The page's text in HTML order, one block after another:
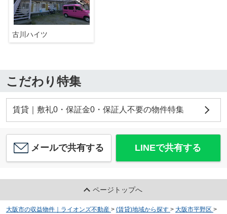
古川ハイツ
こだわり特集
賃貸｜敷礼0・保証金0・保証人不要の物件特集
メールで共有する LINEで共有する
ページトップへ
大阪市の収益物件｜ライオンズ不動産 > (賃貸)地域から探す > 大阪市平野区 >